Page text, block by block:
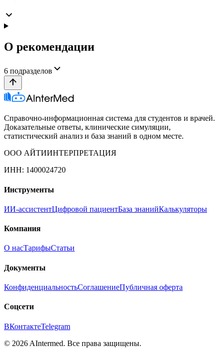
О рекомендации
6 подразделов
Справочно-информационная система для студентов и врачей.
Доказательные ответы, клинические симуляции,
статистический анализ и база знаний в одном месте.
ООО АЙТИИНТЕРПРЕТАЦИЯ
ИНН: 1400024720
Инструменты
ИИ-ассистентЦифровой пациентБаза знанийКалькуляторы
Компания
О насТарифыСтатьи
Документы
КонфиденциальностьСоглашениеПубличная оферта
Соцсети
ВКонтактеTelegram
© 2026 AIntermed. Все права защищены.